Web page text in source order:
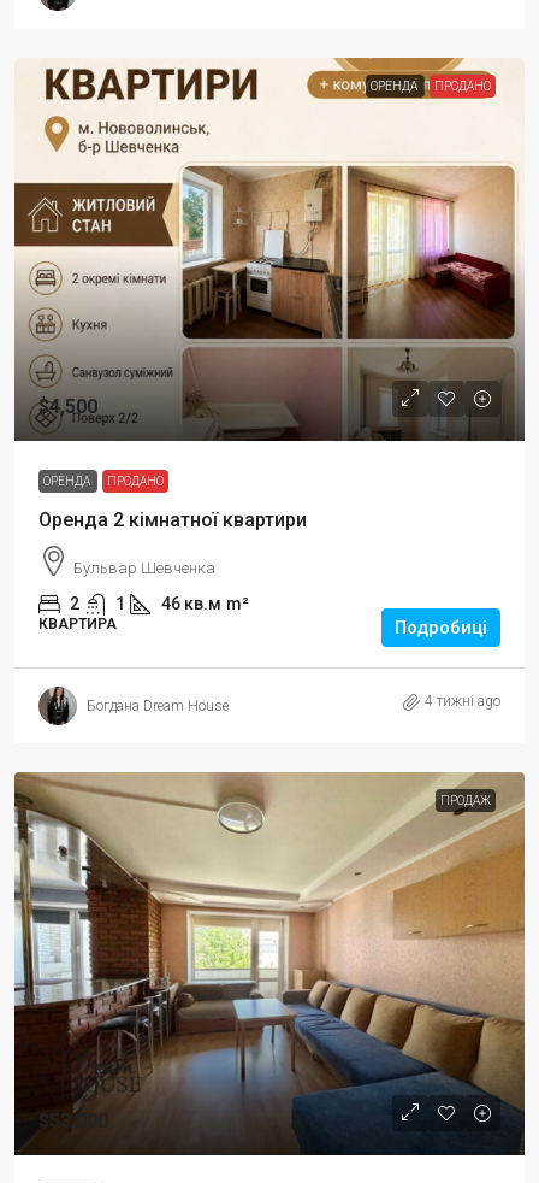
ОРЕНДА ПРОДАНО
$4,500
ОРЕНДА ПРОДАНО
Оренда 2 кімнатної квартири
Бульвар Шевченка
2 1 46 кв.м m²
КВАРТИРА Подробиці
Богдана Dream House 4 тижні ago
ПРОДАЖ
$53,000